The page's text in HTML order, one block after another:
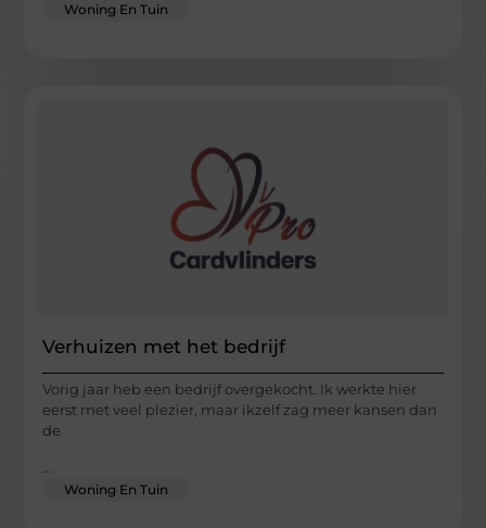
Woning En Tuin
Verhuizen met het bedrijf
Vorig jaar heb een bedrijf overgekocht. Ik werkte hier
eerst met veel plezier, maar ikzelf zag meer kansen dan
de
Woning En Tuin